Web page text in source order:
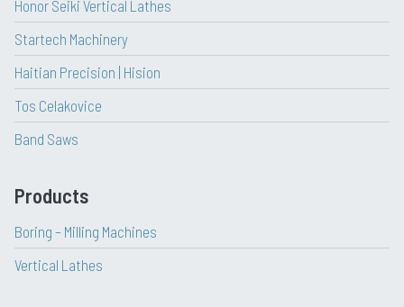
Honor Seiki Vertical Lathes
Startech Machinery
Haitian Precision | Hision
Tos Celakovice
Band Saws
Products
Boring – Milling Machines
Vertical Lathes